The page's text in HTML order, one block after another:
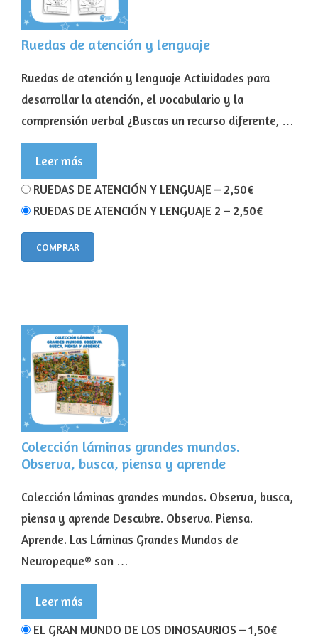
Ruedas de atención y lenguaje
Ruedas de atención y lenguaje Actividades para
desarrollar la atención, el vocabulario y la
comprensión verbal ¿Buscas un recurso diferente, …
Leer más
RUEDAS DE ATENCIÓN Y LENGUAJE – 2,50€
RUEDAS DE ATENCIÓN Y LENGUAJE 2 – 2,50€
COMPRAR
Colección láminas grandes mundos.
Observa, busca, piensa y aprende
Colección láminas grandes mundos. Observa, busca,
piensa y aprende Descubre. Observa. Piensa.
Aprende. Las Láminas Grandes Mundos de
Neuropeque® son …
Leer más
EL GRAN MUNDO DE LOS DINOSAURIOS –1,50€